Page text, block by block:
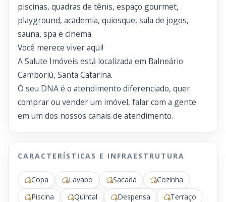
piscinas, quadras de tênis, espaço gourmet,
playground, academia, quiosque, sala de jogos,
sauna, spa e cinema.
Você merece viver aqui!
A Salute Imóveis está localizada em Balneário
Camboriú, Santa Catarina.
O seu DNA é o atendimento diferenciado, quer
comprar ou vender um imóvel, falar com a gente
em um dos nossos canais de atendimento.
CARACTERÍSTICAS E INFRAESTRUTURA
Copa Lavabo Sacada
Cozinha
Piscina
Quintal Despensa
Terraço